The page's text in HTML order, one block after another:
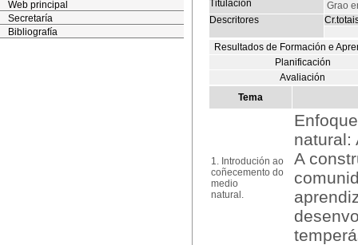
Web principal
Secretaría
Bibliografía
Titulación
Grao
Descritores
Resultados de Formación e
Planificación
Avaliación
Tema
1. Introdución ao
coñecemento do
medio
natural.
natural:
A